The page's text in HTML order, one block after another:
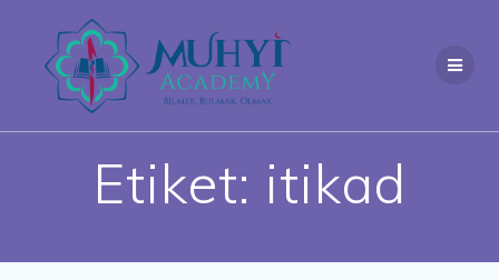
content
Etiket: itikad